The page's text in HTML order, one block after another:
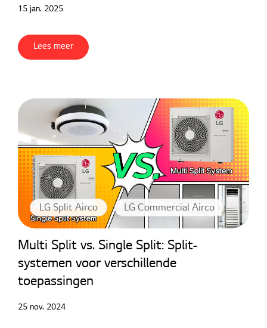
15 jan. 2025
Lees meer
LG Split Airco LG Commercial Airco
Multi Split vs. Single Split: Split-
systemen voor verschillende
toepassingen
25 nov. 2024